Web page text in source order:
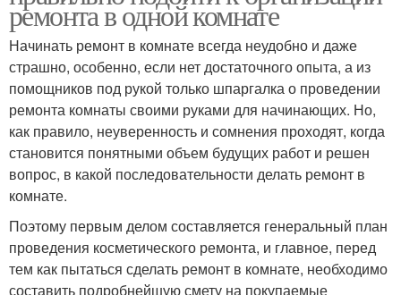
ремонта в одной комнате
Начинать ремонт в комнате всегда неудобно и даже
страшно, особенно, если нет достаточного опыта, а из
помощников под рукой только шпаргалка о проведении
ремонта комнаты своими руками для начинающих. Но,
как правило, неуверенность и сомнения проходят, когда
становится понятными объем будущих работ и решен
вопрос, в какой последовательности делать ремонт в
комнате.
Поэтому первым делом составляется генеральный план
проведения косметического ремонта, и главное, перед
тем как пытаться сделать ремонт в комнате, необходимо
составить подробнейшую смету на покупаемые